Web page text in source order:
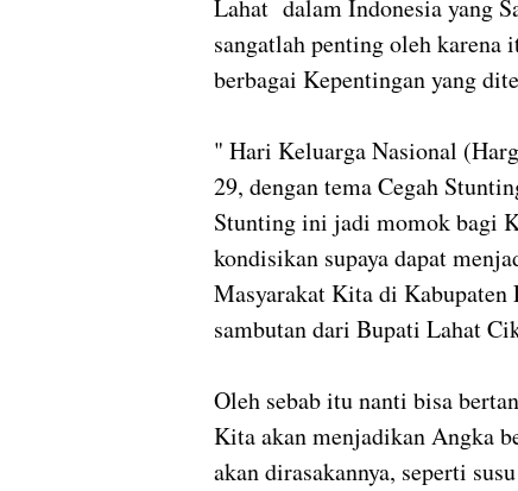
Lahat dalam Indonesia yang
sangatlah penting oleh
berbagai Kepentingan yang
" Hari Keluarga Nasional
29, dengan tema Cegah
Stunting ini jadi momok bagi
kondisikan supaya dapat
Masyarakat Kita di Kabupaten
sambutan dari Bupati Lahat
Oleh sebab itu nanti bisa
Kita akan menjadikan Angka
akan dirasakannya, seperti